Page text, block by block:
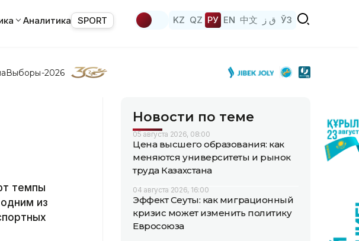
Аналитика SPORT KZ QZ РУ EN 中文 ق ز ЎЗ
Выборы-2026
темпы
из
Новости по теме
05 августа 2026, 08:00
Цена высшего образования: как
меняются университеты и рынок
труда Казахстана
04 августа 2026, 16:00
Эффект Сеуты: как миграционный
кризис может изменить политику
Евросоюза